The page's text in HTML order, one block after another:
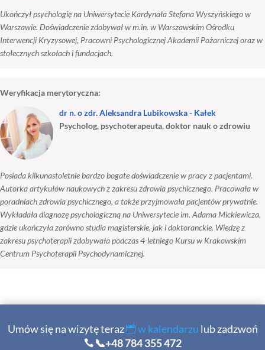
Ukończył psychologię na Uniwersytecie Kardynała Stefana Wyszyńskiego w
Warszawie. Doświadczenie zdobywał w m.in. w Warszawskim Ośrodku
Interwencji Kryzysowej, Pracowni Psychologicznej Akademii Pożarniczej oraz w
stołecznych szkołach i fundacjach.
Weryfikacja merytoryczna:
dr n. o zdr. Aleksandra Lubikowska - Kałek
Psycholog, psychoterapeuta, doktor nauk o zdrowiu
Posiada kilkunastoletnie bardzo bogate doświadczenie w pracy z pacjentami.
Autorka artykułów naukowych z zakresu zdrowia psychicznego. Pracowała w
poradniach zdrowia psychicznego, a także przyjmowała pacjentów prywatnie.
Wykładała diagnozę psychologiczną na Uniwersytecie im. Adama Mickiewicza,
gdzie ukończyła zarówno studia magisterskie, jak i doktoranckie. Wiedzę z
zakresu psychoterapii zdobywała podczas 4-letniego Kursu w Krakowskim
Centrum Psychoterapii Psychodynamicznej.
Umów się na wizytę teraz w kalendarzu lub zadzwoń
📞+48 784 355 472